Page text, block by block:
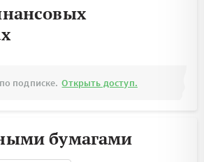
подписке. Открыть доступ.
бумагами